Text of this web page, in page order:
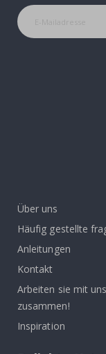
Über uns
Häufig gestellte
Anleitungen
Kontakt
Arbeiten sie mit uns
zusammen!
Inspiration